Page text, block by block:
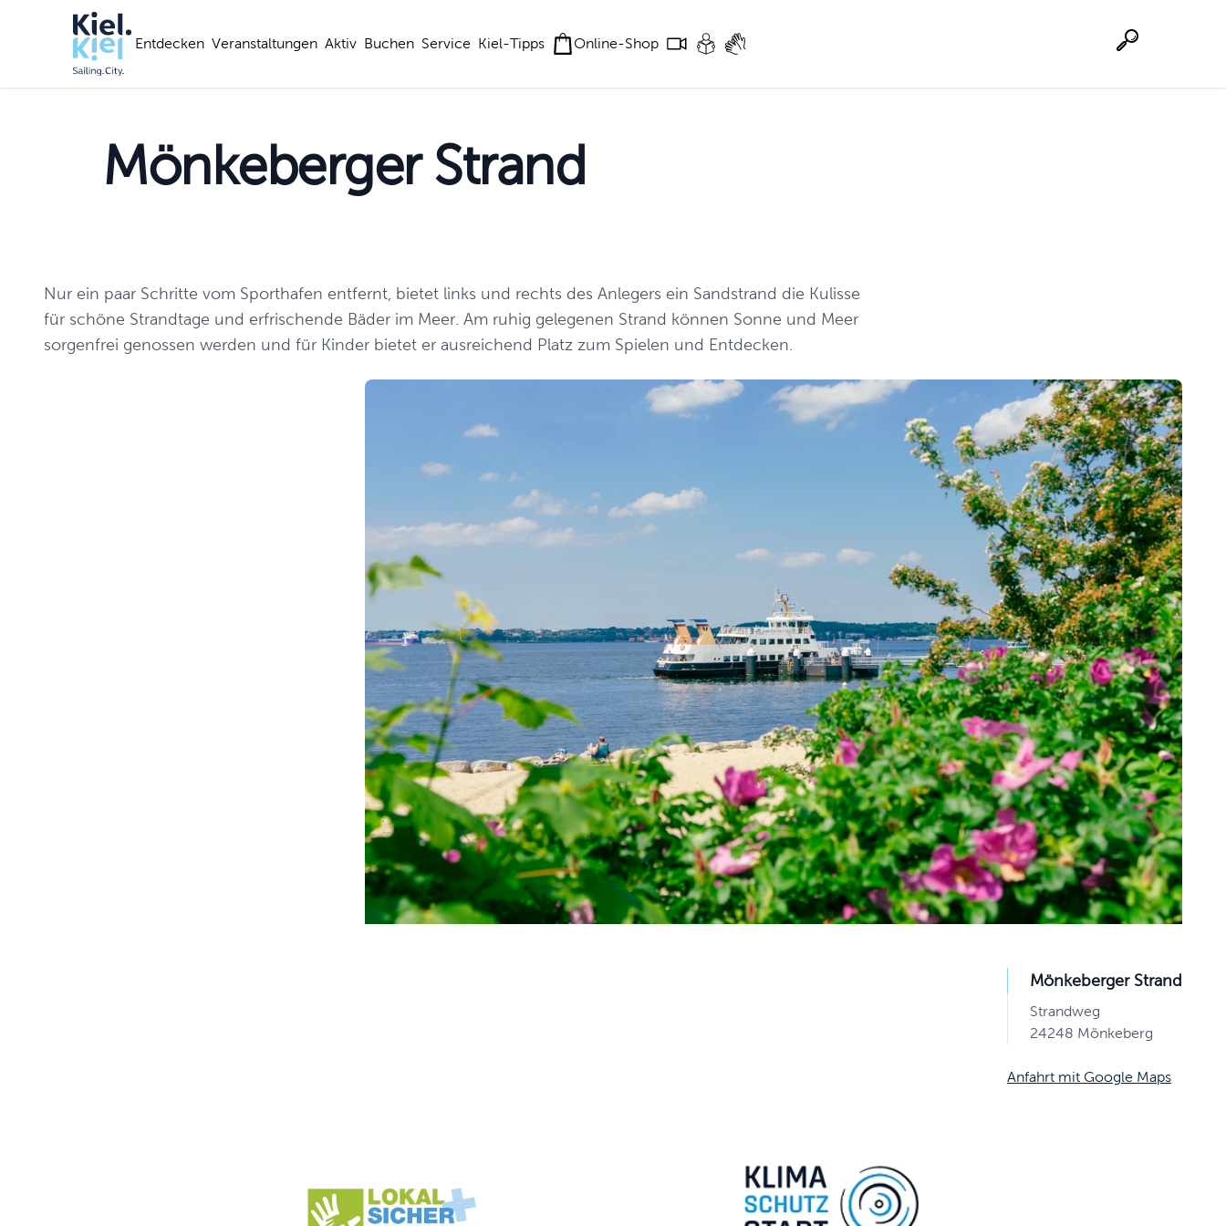
Entdecken Veranstaltungen Aktiv Buchen Service Kiel-Tipps
Online-Shop
Mönkeberger Strand
Nur ein paar Schritte vom Sporthafen entfernt, bietet links und rechts des Anlegers ein Sandstrand die Kulisse
für schöne Strandtage und erfrischende Bäder im Meer. Am ruhig gelegenen Strand können Sonne und Meer
sorgenfrei genossen werden und für Kinder bietet er ausreichend Platz zum Spielen und Entdecken.
Mönkeberger Strand
Strandweg
24248 Mönkeberg
Anfahrt mit Google Maps